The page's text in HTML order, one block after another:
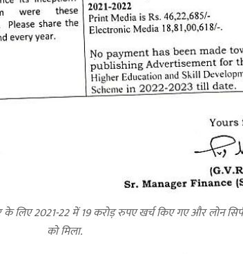
के लिए 2021-22 में 19 करोड़ रुपए खर्च किए गए और लोन सिर्फ
को मिला.